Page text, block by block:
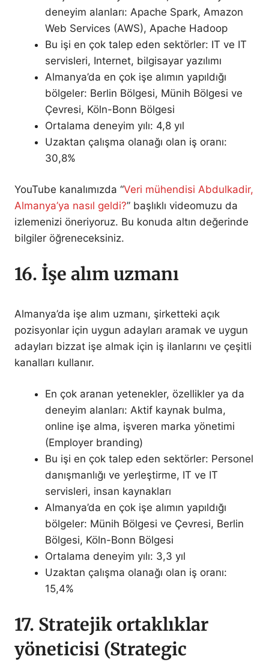
deneyim alanları: Apache Spark, Amazon
Web Services (AWS), Apache Hadoop
Bu işi en çok talep eden sektörler: IT ve IT
servisleri, Internet, bilgisayar yazılımı
Almanya’da en çok işe alımın yapıldığı
bölgeler: Berlin Bölgesi, Münih Bölgesi ve
Çevresi, Köln-Bonn Bölgesi
Ortalama deneyim yılı: 4,8 yıl
Uzaktan çalışma olanağı olan iş oranı:
30,8%
YouTube kanalımızda “Veri mühendisi Abdulkadir,
Almanya’ya nasıl geldi?” başlıklı videomuzu da
izlemenizi öneriyoruz. Bu konuda altın değerinde
bilgiler öğreneceksiniz.
16. İşe alım uzmanı
Almanya’da işe alım uzmanı, şirketteki açık
pozisyonlar için uygun adayları aramak ve uygun
adayları bizzat işe almak için iş ilanlarını ve çeşitli
kanalları kullanır.
En çok aranan yetenekler, özellikler ya da
deneyim alanları: Aktif kaynak bulma,
online işe alma, işveren marka yönetimi
(Employer branding)
Bu işi en çok talep eden sektörler: Personel
danışmanlığı ve yerleştirme, IT ve IT
servisleri, insan kaynakları
Almanya’da en çok işe alımın yapıldığı
bölgeler: Münih Bölgesi ve Çevresi, Berlin
Bölgesi, Köln-Bonn Bölgesi
Ortalama deneyim yılı: 3,3 yıl
Uzaktan çalışma olanağı olan iş oranı:
15,4%
17. Stratejik ortaklıklar
yöneticisi (Strategic